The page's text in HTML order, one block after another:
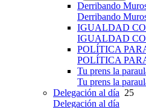
Derribando
Derribando
IGUALDAD
IGUALDAD
POLÍTICA
POLÍTICA
Tu prens la
Tu prens la
Delegación al día 25
Delegación al día